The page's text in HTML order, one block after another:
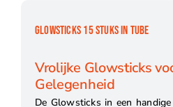
GLOWSTICKS 15 STUKS IN TUBE
Vrolijke Glowsticks
Gelegenheid
De Glowsticks in een